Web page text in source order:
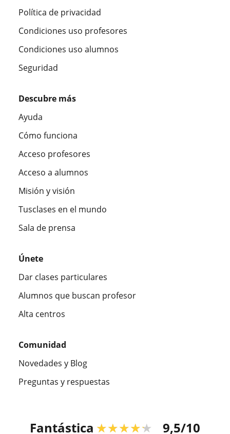
Política de privacidad
Condiciones uso profesores
Condiciones uso alumnos
Seguridad
Descubre más
Ayuda
Cómo funciona
Acceso profesores
Acceso a alumnos
Misión y visión
Tusclases en el mundo
Sala de prensa
Únete
Dar clases particulares
Alumnos que buscan profesor
Alta centros
Comunidad
Novedades y Blog
Preguntas y respuestas
Fantástica ★★★★★ 9,5/10